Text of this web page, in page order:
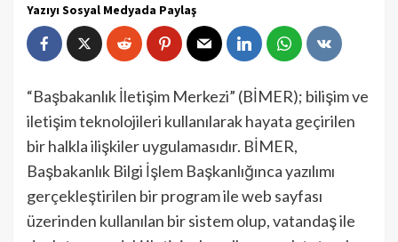
Yazıyı Sosyal Medyada Paylaş
“Başbakanlık İletişim Merkezi” (BİMER); bilişim ve
iletişim teknolojileri kullanılarak hayata geçirilen
bir halkla ilişkiler uygulamasıdır. BİMER,
Başbakanlık Bilgi İşlem Başkanlığınca yazılımı
gerçekleştirilen bir program ile web sayfası
üzerinden kullanılan bir sistem olup, vatandaş ile